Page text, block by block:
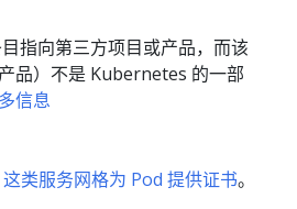
指向第三方项目或产品，而该
品）不是 Kubernetes 的一部
信息
类服务网格为 Pod 提供证书。